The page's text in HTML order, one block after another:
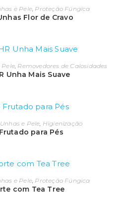
e Pele Proteção Fúngica
Flor de Cravo
Pele, Removedores de Calosidades
Unha Mais Suave
e Pele Higienização
para Pés
e Pele, Proteção Fúngica
com Tea Tree